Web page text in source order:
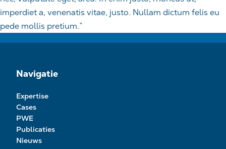
imperdiet a, venenatis vitae, justo. Nullam dictum felis eu
pede mollis pretium.”
Navigatie
Expertise
Cases
PWE
Publicaties
Nieuws